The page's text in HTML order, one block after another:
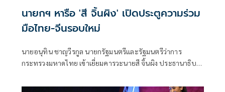
นายกฯ หารือ 'สี จิ้นผิง' เปิดประตูความร่วม
มือไทย-จีนรอบใหม่
นายอนุทิน ชาญวีรกูล นายกรัฐมนตรีและรัฐมนตรีว่าการ
กระทรวงมหาดไทย เข้าเยี่ยมคารวะนายสี จิ้นผิง ประธานาธิบดี
พระพระพรชัยมงคลพระบาทสมเด็จพระเจ้าอยู่หัว เนื่องใน